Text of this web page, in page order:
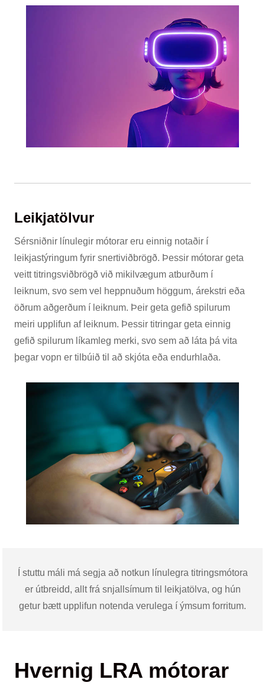
Leikjatölvur
Sérsniðnir línulegir mótorar eru einnig notaðir í
leikjastýringum fyrir snertiviðbrögð. Þessir mótorar geta
veitt titringsviðbrögð við mikilvægum atburðum í
leiknum, svo sem vel heppnuðum höggum, árekstri eða
öðrum aðgerðum í leiknum. Þeir geta gefið spilurum
meiri upplifun af leiknum. Þessir titringar geta einnig
gefið spilurum líkamleg merki, svo sem að láta þá vita
þegar vopn er tilbúið til að skjóta eða endurhlaða.
Í stuttu máli má segja að notkun línulegra titringsmótora
er útbreidd, allt frá snjallsímum til leikjatölva, og hún
getur bætt upplifun notenda verulega í ýmsum forritum.
Hvernig LRA mótorar